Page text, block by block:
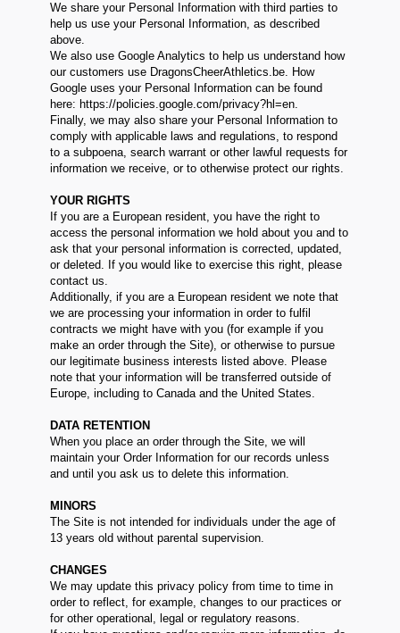
We share your Personal Information with third parties to
help us use your Personal Information, as described
above.
We also use Google Analytics to help us understand how
our customers use DragonsCheerAthletics.be. How
Google uses your Personal Information can be found
here: https://policies.google.com/privacy?hl=en.
Finally, we may also share your Personal Information to
comply with applicable laws and regulations, to respond
to a subpoena, search warrant or other lawful requests for
information we receive, or to otherwise protect our rights.
YOUR RIGHTS
If you are a European resident, you have the right to
access the personal information we hold about you and to
ask that your personal information is corrected, updated,
or deleted. If you would like to exercise this right, please
contact us.
Additionally, if you are a European resident we note that
we are processing your information in order to fulfil
contracts we might have with you (for example if you
make an order through the Site), or otherwise to pursue
our legitimate business interests listed above. Please
note that your information will be transferred outside of
Europe, including to Canada and the United States.
DATA RETENTION
When you place an order through the Site, we will
maintain your Order Information for our records unless
and until you ask us to delete this information.
MINORS
The Site is not intended for individuals under the age of
13 years old without parental supervision.
CHANGES
We may update this privacy policy from time to time in
order to reflect, for example, changes to our practices or
for other operational, legal or regulatory reasons.